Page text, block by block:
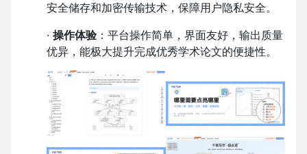
安全储存和加密传输技术，保障用户隐私安全。
· 操作体验：平台操作简单，界面友好，输出质量
优异，能极大提升完成优秀学术论文的便捷性。